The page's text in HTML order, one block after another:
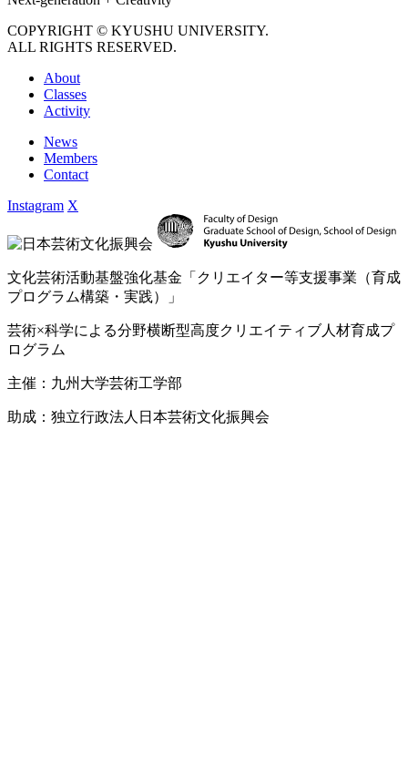
COPYRIGHT © KYUSHU UNIVERSITY.
ALL RIGHTS RESERVED.
About
Classes
Activity
News
Members
Contact
Instagram X
文化芸術活動基盤強化基金「クリエイター等支援事業（育成
プログラム構築・実践）」
芸術×科学による分野横断型高度クリエイティブ人材育成プ
ログラム
主催：九州大学芸術工学部
助成：独立行政法人日本芸術文化振興会